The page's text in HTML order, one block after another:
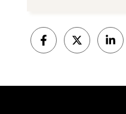
Compartir
en
Compartir
en
en